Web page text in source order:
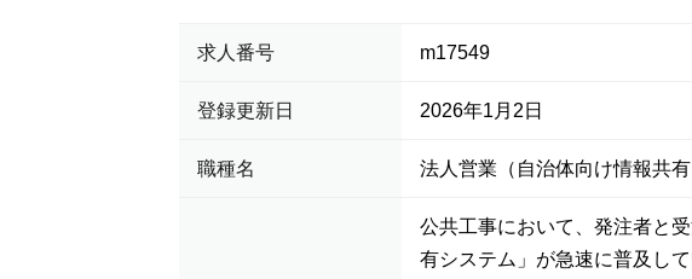
求人番号 m17549
登録更新日 2026年1月2日
職種名 法人営業（自治体向け情報共有
公共工事において、発注者と
有システム」が急速に普及し